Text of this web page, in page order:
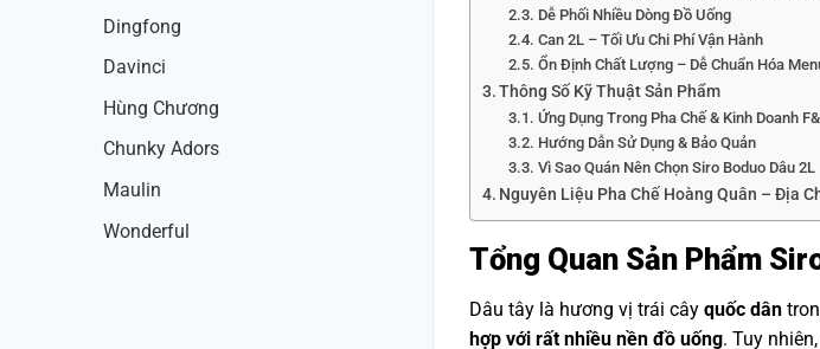
Dingfong
Davinci
Hùng Chương
Chunky Adors
Maulin
Wonderful
Dễ Phối Nhiều Dòng Đồ Uống
Can 2L – Tối Ưu Chi Phí Vận Hành
Ổn Định Chất Lượng – Dễ Chuẩn Hóa
Thông Số Kỹ Thuật Sản Phẩm
Ứng Dụng Trong Pha Chế & Kinh Doanh
Hướng Dẫn Sử Dụng & Bảo Quản
Vì Sao Quán Nên Chọn Siro Boduo Dâu 2L
Nguyên Liệu Pha Chế Hoàng Quân – Địa
Tổng Quan Sản Phẩm
Dâu tây là hương vị trái cây quốc dân
hợp với rất nhiều nền đồ uống. Tuy